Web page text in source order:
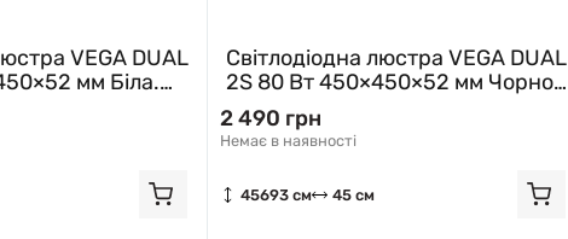
VEGA DUAL
мм Біла.
(без
Світлодіодна люстра VEGA DUAL
2S 80 Вт 450×450×52 мм Чорно-
Біла. Керується вимикачем (без
пульта) 10428 ESLLSE
2 490 грн
Немає в наявності
45693 см 45 см